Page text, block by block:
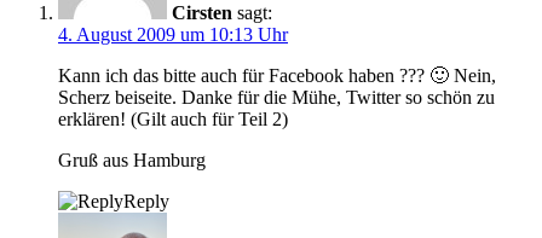
Cirsten sagt:
4. August 2009 um 10:13 Uhr
Kann ich das bitte auch für Facebook haben ??? 🙂 Nein,
Scherz beiseite. Danke für die Mühe, Twitter so schön zu
erklären! (Gilt auch für Teil 2)
Gruß aus Hamburg
Reply